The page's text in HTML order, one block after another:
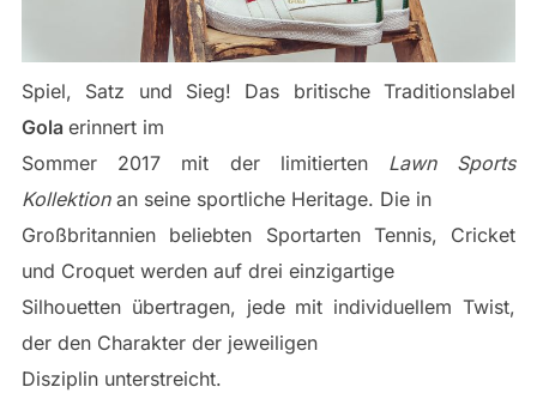
Spiel, Satz und Sieg! Das britische Traditionslabel
Gola erinnert im
Sommer 2017 mit der limitierten Lawn Sports
Kollektionan seine sportliche Heritage. Die in
Großbritannien beliebten Sportarten Tennis, Cricket
und Croquet werden auf drei einzigartige
Silhouetten übertragen, jede mit individuellem Twist,
der den Charakter der jeweiligen
Disziplin unterstreicht.